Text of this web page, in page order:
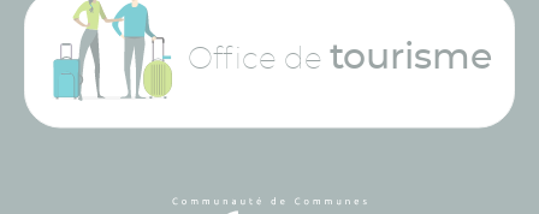
Office de tourisme